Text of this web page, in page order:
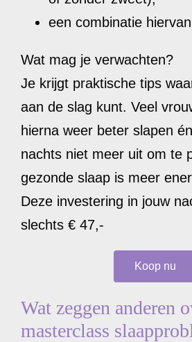
een combinatie
Wat mag je verwachten?
Je krijgt praktische tips
aan de slag kunt. Veel
hierna weer beter slapen
nachts niet meer uit om te
gezonde slaap is meer
Deze investering in jouw
slechts € 47,-
Koop nu
Wat zeggen anderen
masterclass